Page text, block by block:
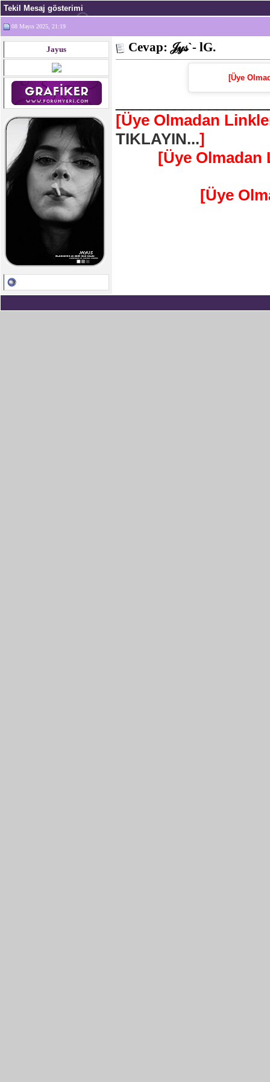
Tekil Mesaj gösterimi
08 Mayıs 2025, 21:19
Jayus Cevap: 𝒥𝓎𝓈`- lG.
[Üye
[Üye Olmadan
TIKLAYIN...]
[Üye
[Üye